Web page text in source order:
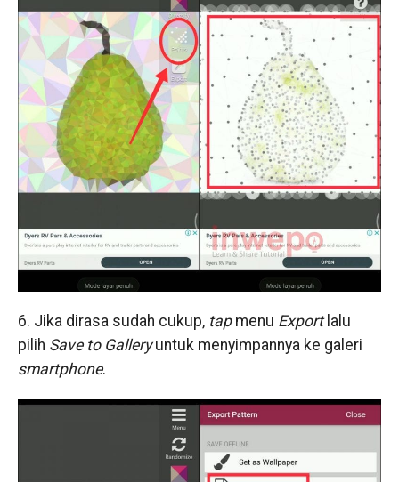
6. Jika dirasa sudah cukup, tapmenu Exportlalu
pilih Save to Galleryuntuk menyimpannya ke galeri
smartphone.